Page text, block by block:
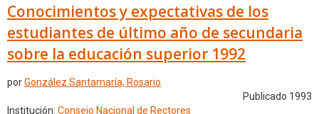
Conocimientos y expectativas de los
estudiantes de último año de secundaria
sobre la educación superior 1992
porGonzález Santamaría, Rosario
Publicado 1993
Institución: Consejo Nacional de Rectores